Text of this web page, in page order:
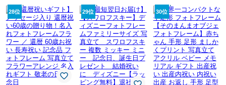
28位 29位 30位